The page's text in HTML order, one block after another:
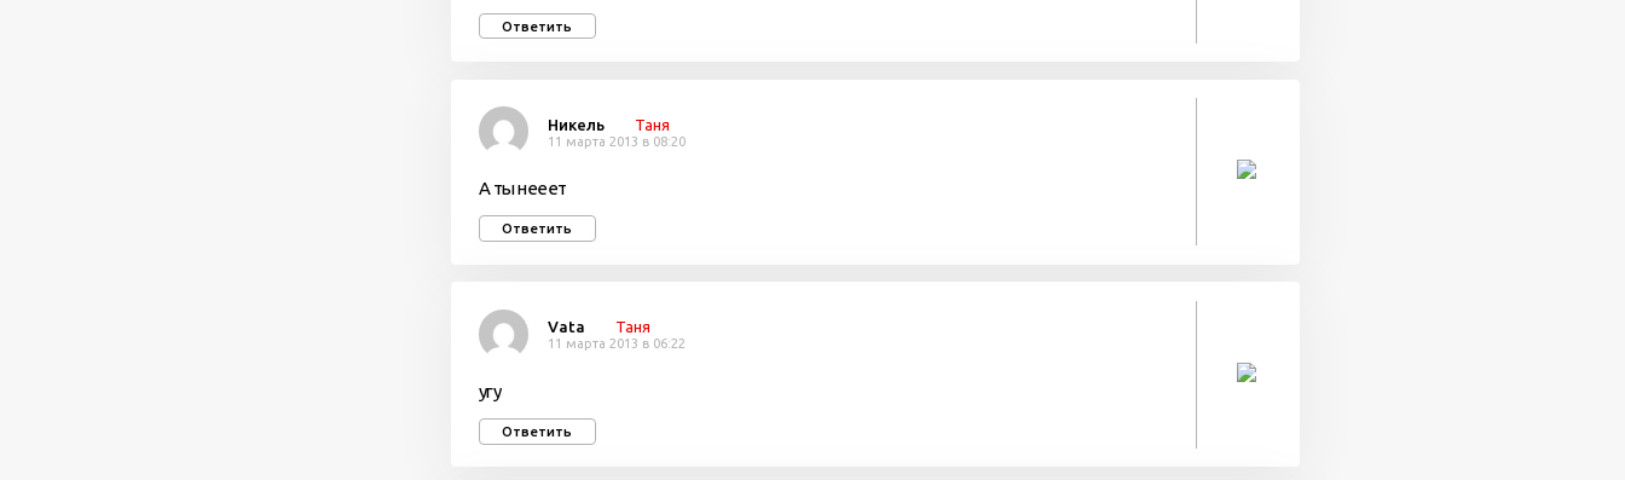
Ответить
Никель Таня
11 марта 2013 в 08:20
А ты нееет
Ответить
Vata Таня
11 марта 2013 в 06:22
угу
Ответить